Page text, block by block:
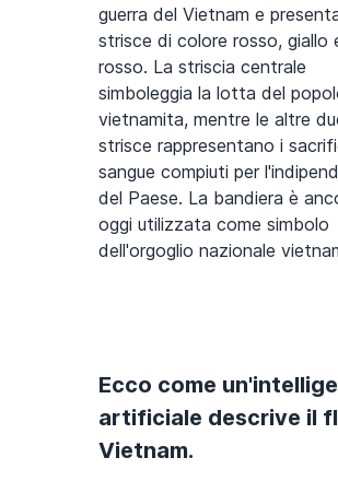
guerra del Vietnam e
strisce di colore rosso, giallo
rosso. La striscia centrale
simboleggia la lotta del
vietnamita, mentre le altre
strisce rappresentano i
sangue compiuti per
del Paese. La bandiera è
oggi utilizzata come simbolo
dell'orgoglio nazionale
Ecco come
artificiale descrive il
Vietnam.